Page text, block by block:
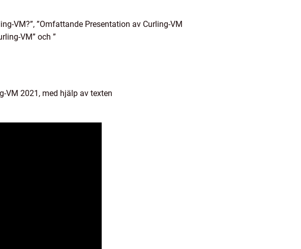
VM?”, ”Omfattande Presentation av Curling-VM
VM” och ”
VM 2021, med hjälp av texten